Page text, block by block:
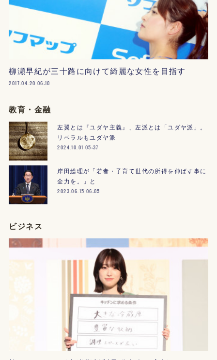
柳瀬早紀が三十路に向けて綺麗な女性を目指す
2017.04.20 06:10
教育・金融
左翼とは『ユダヤ主義』、左派とは「ユダヤ派」。
リベラルもユダヤ派
2024.10.01 05:37
岸田総理が「若者・子育て世代の所得を伸ばす事に
全力を。」と
2023.06.15 06:05
ビジネス